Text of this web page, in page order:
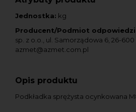
Jednostka: kg
Producent/Podmiot
sp. z o.o., ul. Samorządowa 6, 26-600
azmet@azmet.com.pl
Opis produktu
Podkładka sprężysta ocynkowana